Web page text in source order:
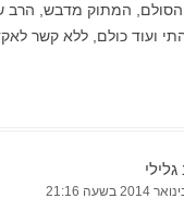
הסולם, המתוק מדבש, הרב
ועוד כולם, ללא קשר